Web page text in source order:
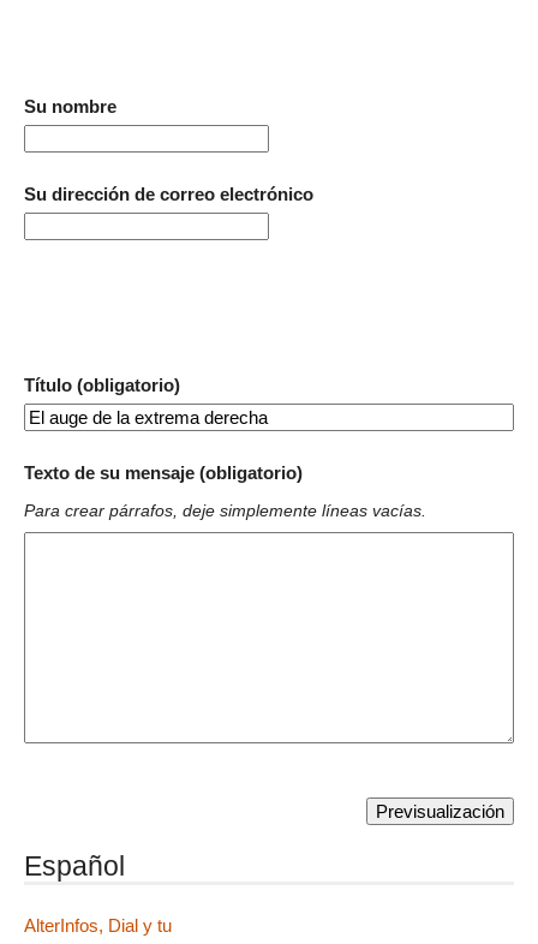
Su nombre
Su dirección de correo electrónico
Título (obligatorio)
Texto de su mensaje (obligatorio)
Para crear párrafos, deje simplemente líneas vacías.
Español
AlterInfos, Dial y tu